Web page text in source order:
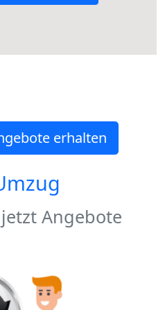
erhalten
Angebote